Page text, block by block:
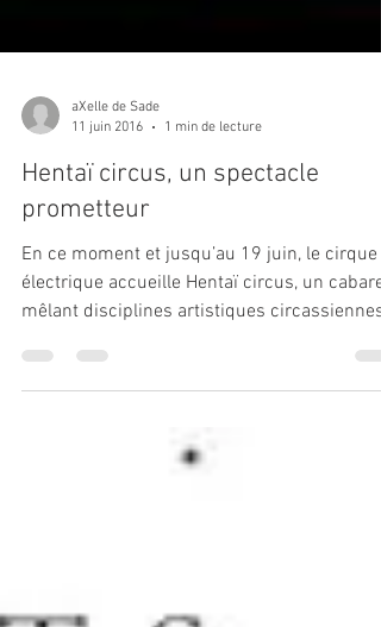
aXelle de Sade
1 min de lecture
Hentaï circus, un spectacle
prometteur
En ce moment et jusqu’au 19 juin, le cirque
électrique accueille Hentaï circus, un cabaret